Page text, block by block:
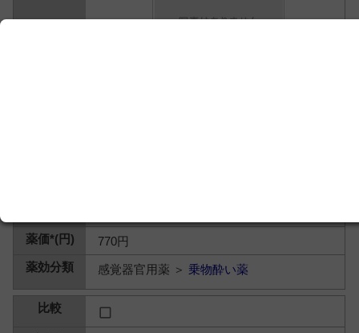
770円
感覚器官用薬 ＞ 乗物酔い薬